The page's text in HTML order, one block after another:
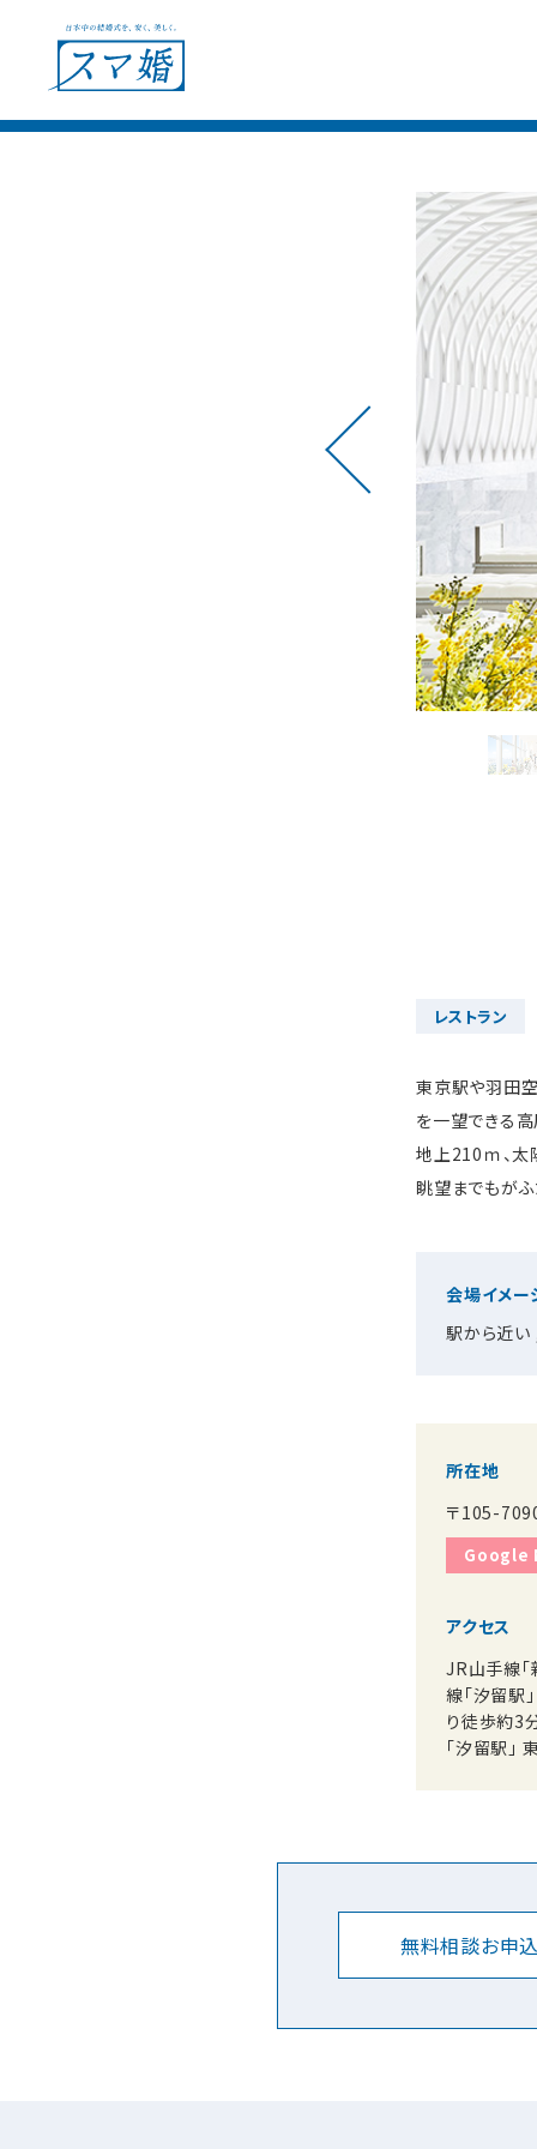
ウェディングプラン ショール
会場別見積例
フェア＆キャンペーン
ウェディングレポート
お知らせ
レストラン
東京駅や羽田
を一望できる
地上210ｍ、太
眺望までもがふ
会場イメー
駅から近い
所在地
〒105-
Google
アクセス
JR山手線
線「汐留駅
り徒歩約3
「汐留駅」
無料相談お申